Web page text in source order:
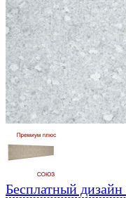
Бесплатный дизайн